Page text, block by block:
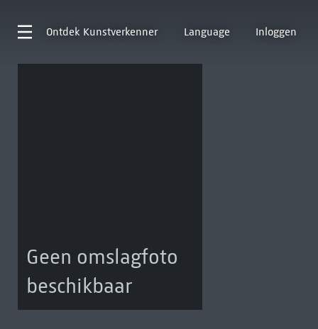
Ontdek Kunstverkenner Language Inloggen
Geen omslagfoto
beschikbaar